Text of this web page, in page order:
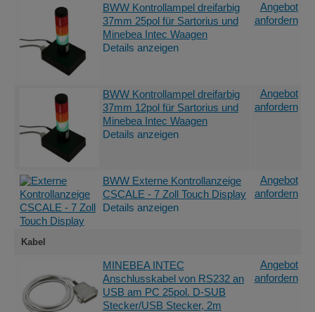
BWW Kontrollampel dreifarbig
37mm 25pol für Sartorius und
Minebea Intec Waagen
Details anzeigen
Angebot
anfordern
BWW Kontrollampel dreifarbig
37mm 12pol für Sartorius und
Minebea Intec Waagen
Details anzeigen
Angebot
anfordern
BWW Externe Kontrollanzeige
CSCALE - 7 Zoll Touch Display
Details anzeigen
Angebot
anfordern
Kabel
MINEBEA INTEC
Anschlusskabel von RS232 an
USB am PC 25pol. D-SUB
Stecker/USB Stecker, 2m
Angebot
anfordern